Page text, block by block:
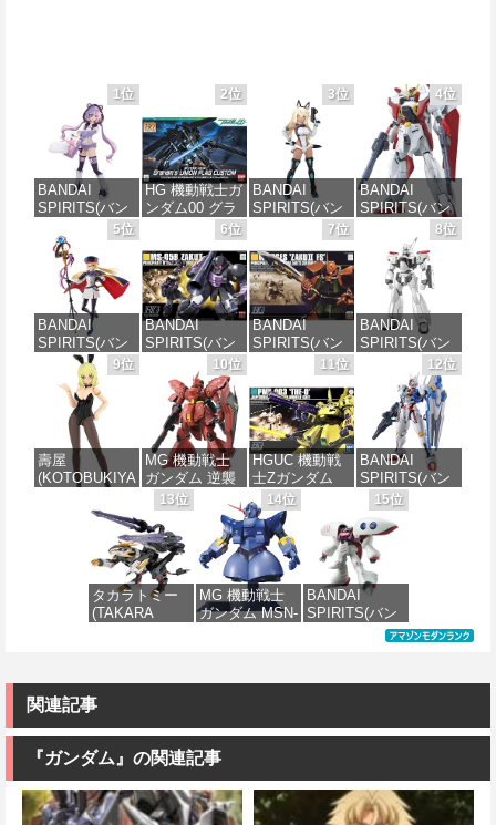
1位
BANDAI
SPIRITS(バン
ダイ スピリッ
ツ) 30MS SIS-
J00 メルンジ
ャ[カラーA] 色
分け済みプラ
モデル
価格：¥4,200
2位
HG 機動戦士ガ
ンダム00 グラ
ハム専用ユニ
オンフラッグ
カスタム 1/144
スケール 色分
け済みプラモ
デル
価格：¥1,850
3位
BANDAI
SPIRITS(バン
ダイスピリッ
ツ) 30MS SIS-
H00 セスティ
エ[カラーC] 色
分け済みプラ
モデル
価格：¥4,682
4位
BANDAI
SPIRITS(バン
ダイ スピリッ
ツ) HGAW 機
動新世紀ガン
ダムX ガンダ
ムエアマスタ
ー 1/144スケー
ル 色分け済み
プラモデル
価格：¥3,732
5位
BANDAI
SPIRITS(バン
ダイ スピリッ
ツ) 30MS
Fate/Grand
Order アルトリ
ア・キャスタ
ー 色分け済み
プラモデル
6位
BANDAI
SPIRITS(バン
ダイ スピリッ
ツ) HGUC 機動
戦士ガンダム
ザクI(黒い三連
星仕様) 1/144
スケール 色分
け済みプラモ
デル
価格：¥2,100
7位
BANDAI
SPIRITS(バン
ダイ スピリッ
ツ) HGUC
1/144 ザクII
(ガルマ専用機)
(機動戦士ガン
ダム)
価格：¥2,880
8位
BANDAI
SPIRITS(バン
ダイ スピリッ
ツ) 機動警察パ
トレイバー
EZY RG 1/48
AV-98Plus (イ
ングラム・プ
ラス) 色分け済
みプラモデル
価格：¥6,900
9位
壽屋
(KOTOBUKIYA
ムズ・ガール
Style〉 全高約
180mm ノンス
ケール プラモ
10位
MG 機動戦士
ガンダム 逆襲
のシャア MSN-
04 サザビー
Ver.Ka 1/100ス
ケール 色分け
済みプラモデ
ル
価格：¥14,700
11位
HGUC 機動戦
士Zガンダム
PMX-003 ジ・
オ 1/144スケー
ル 色分け済み
プラモデル
価格：¥4,300
12位
BANDAI
SPIRITS(バン
ダイ スピリッ
ツ) FULL
MECHANICS
機動戦士ガン
ダム 水星の魔
女 ガンダムエ
スケール 色分
け済みプラモ
13位
タカラトミー
(TAKARA
MODEL リアラ
イズモデル
RMZ-025 ライ
ガーゼロファ
ルコン (ZBF)
色分け済み プ
ラキット
14位
MG 機動戦士
ガンダム MSN-
ラモデル
15位
BANDAI
SPIRITS(バン
ダイ スピリッ
ダム キュベレ
プラモデル
関連記事
『ガンダム』の関連記事